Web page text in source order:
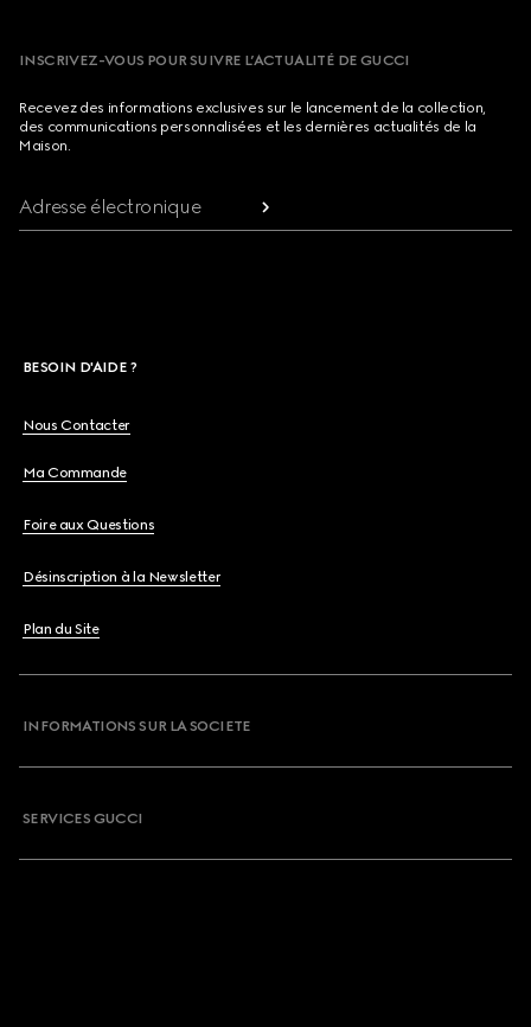
INSCRIVEZ-VOUS POUR SUIVRE L’ACTUALITÉ DE GUCCI
Recevez des informations exclusives sur le lancement de la collection,
des communications personnalisées et les dernières actualités de la
Maison.
Adresse électronique
BESOIN D'AIDE ?
Nous Contacter
Ma Commande
Foire aux Questions
Désinscription à la Newsletter
Plan du Site
INFORMATIONS SUR LA SOCIETE
SERVICES GUCCI